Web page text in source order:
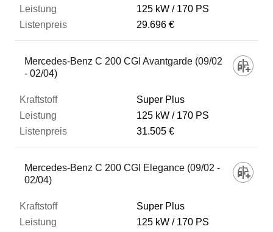
125 kW
170 PS
29.696 €
Mercedes-Benz C 200 CGI Avantgarde (09/02
- 02/04)
Super Plus
125 kW
170 PS
31.505 €
Mercedes-Benz C 200 CGI Elegance (09/02 -
02/04)
Super Plus
125 kW
170 PS